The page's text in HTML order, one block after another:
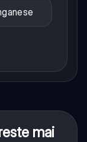
mai